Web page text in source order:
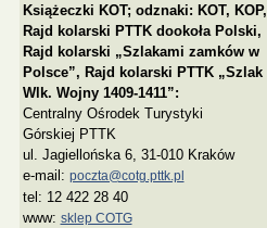
Książeczki KOT; odznaki: KOT, KOP,
Rajd kolarski PTTK dookoła Polski,
Rajd kolarski „Szlakami zamków w
Polsce”, Rajd kolarski PTTK „Szlak
Wlk. Wojny 1409-1411”:
Centralny Ośrodek Turystyki
Górskiej PTTK
ul. Jagiellońska 6, 31-010 Kraków
e-mail: poczta@cotg.pttk.pl
tel: 12 422 28 40
www: sklep COTG